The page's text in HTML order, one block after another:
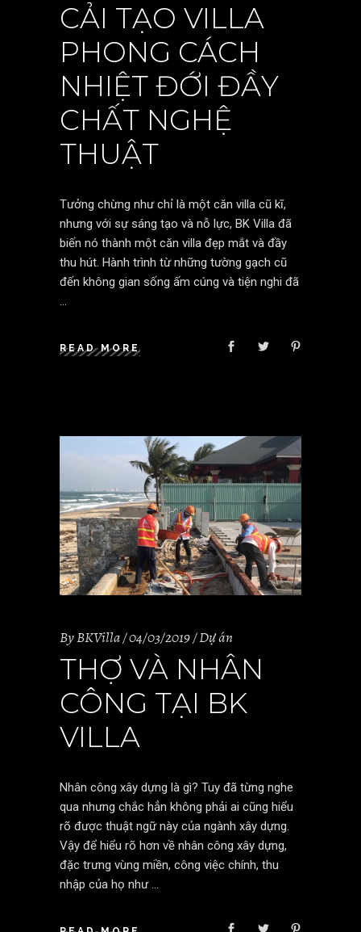
CẢI TẠO VILLA
PHONG CÁCH
NHIỆT ĐỚI ĐẦY
CHẤT NGHỆ
THUẬT
Tưởng chừng như chỉ là một căn villa cũ kĩ,
nhưng với sự sáng tạo và nỗ lực, BK Villa đã
biến nó thành một căn villa đẹp mắt và đầy
thu hút. Hành trình từ những tường gạch cũ
đến không gian sống ấm cúng và tiện nghi đã
READ MORE
ByBKVilla 04/03/2019 Dự án
THỢ VÀ NHÂN
CÔNG TẠI BK
VILLA
Nhân công xây dựng là gì? Tuy đã từng nghe
qua nhưng chắc hẳn không phải ai cũng hiểu
rõ được thuật ngữ này của ngành xây dựng.
Vậy để hiểu rõ hơn về nhân công xây dựng,
đặc trưng vùng miền, công việc chính, thu
nhập của họ như